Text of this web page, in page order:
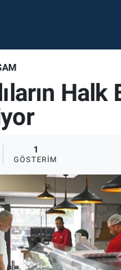
Halk
1
GÖSTERIM
Durumu ve
Haberleri